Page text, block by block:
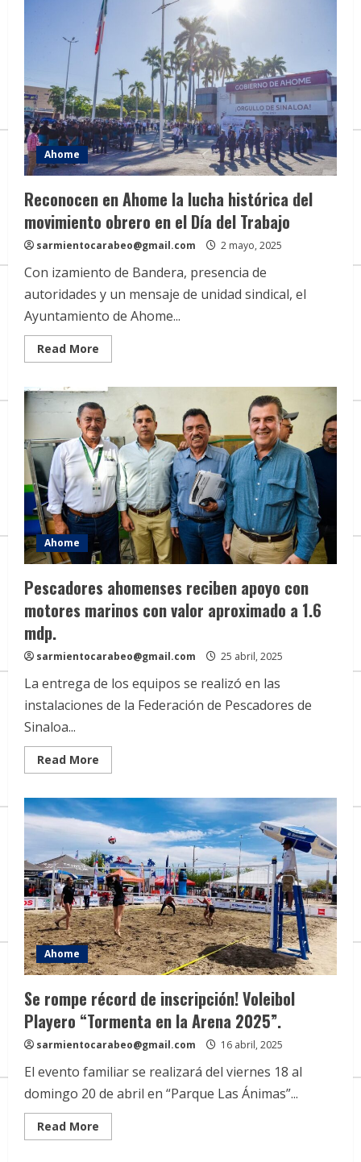
Ahome
Reconocen en Ahome la lucha histórica del
movimiento obrero en el Día del Trabajo
sarmientocarabeo@gmail.com 2 mayo, 2025
Con izamiento de Bandera, presencia de
autoridades y un mensaje de unidad sindical, el
Ayuntamiento de Ahome...
Read More
more
en
Ahome
la
lucha
histórica
del
movimiento
obrero
en
el
Día
del
Trabajo
Ahome
Pescadores ahomenses reciben apoyo con
motores marinos con valor aproximado a 1.6
mdp.
sarmientocarabeo@gmail.com 25 abril, 2025
La entrega de los equipos se realizó en las
instalaciones de la Federación de Pescadores de
Sinaloa...
Read More
more
ahomenses
reciben
apoyo
con
motores
marinos
con
valor
aproximado
a
1.6
mdp.
Ahome
Se rompe récord de inscripción! Voleibol
Playero “Tormenta en la Arena 2025”.
sarmientocarabeo@gmail.com 16 abril, 2025
El evento familiar se realizará del viernes 18 al
domingo 20 de abril en “Parque Las Ánimas”...
Read More
more